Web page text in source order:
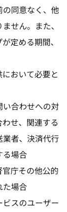
同意なく、他
せん。また、
定める期間、
おいて必要と
合わせへの対
せ、関連する
者、決済代行
る場合
庁その他公的
た場合
スのユーザー